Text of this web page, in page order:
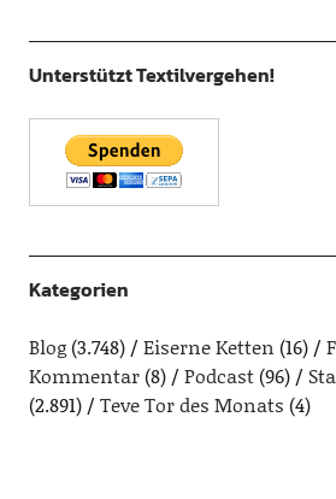
Unterstützt Textilvergehen!
Kategorien
Blog(3.748) Eiserne Ketten (16)
Kommentar(8) Podcast(96)
(2.891)
Teve Tor des Monats (4)